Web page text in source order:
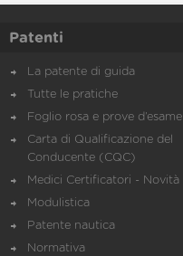
Patenti
La patente di guida
Tutte le pratiche
Foglio rosa e prove d’esame
Carta di Qualificazione del
Conducente (CQC)
Medici Certificatori - Novità
Modulistica
Patente nautica
Normativa